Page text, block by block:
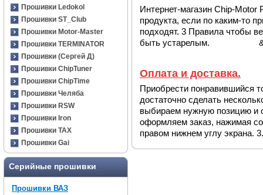
Прошивки Ledokol
Прошивки ST_Club
Прошивки Motor-Master
Прошивки TERMINATOR
Прошивки (Сергей Д)
Прошивки ChipTuner
Прошивки ChipTime
Прошивки Челяба
Прошивки RSW
Прошивки Iron
Прошивки TAX
Прошивки Gai
Серийные прошивки
Прошивки ВАЗ
Интернет-магазин Chip-Motor
продукта, если по каким-то
подходят. 3 Правила чтобы
быть устарелым.
Оплата и доставка.
Приобрести понравившийся
достаточно сделать
выбираем нужную позицию и
оформляем заказ, нажимая
правом нижнем углу экрана.